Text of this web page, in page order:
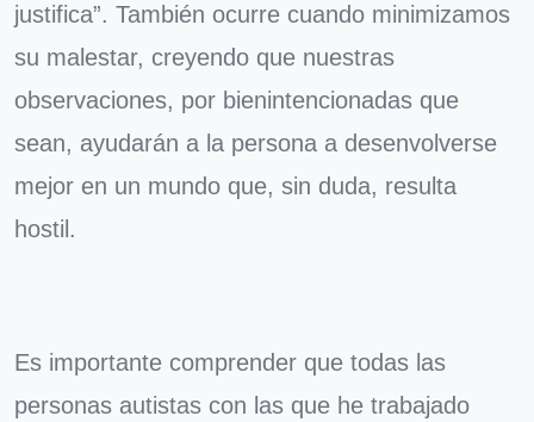
justifica”. También ocurre cuando minimizamos
su malestar, creyendo que nuestras
observaciones, por bienintencionadas que
sean, ayudarán a la persona a desenvolverse
mejor en un mundo que, sin duda, resulta
hostil.
Es importante comprender que todas las
personas autistas con las que he trabajado